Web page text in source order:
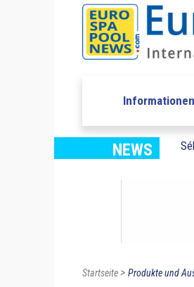
Informationen
NEWS
Startseite> Produkte und